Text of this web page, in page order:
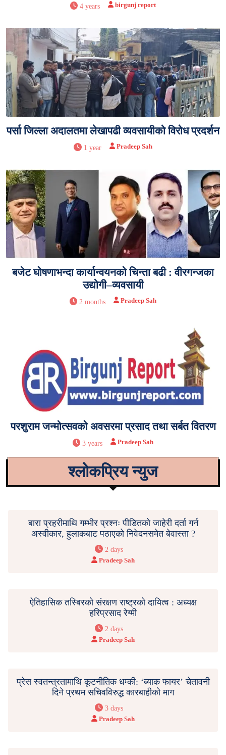
4 years birgunj report
पर्सा जिल्ला अदालतमा लेखापढी व्यवसायीको विरोध प्रदर्शन
1 year Pradeep Sah
बजेट घोषणाभन्दा कार्यान्वयनको चिन्ता बढी : वीरगन्जका
उद्योगी–व्यवसायी
2 months Pradeep Sah
परशुराम जन्मोत्सवको अवसरमा प्रसाद तथा सर्बत वितरण
3 years Pradeep Sah
श्लोकप्रिय न्युज
बारा प्रहरीमाथि गम्भीर प्रश्नः पीडितको जाहेरी दर्ता गर्न
अस्वीकार, हुलाकबाट पठाएको निवेदनसमेत बेवास्ता ?
2 days
Pradeep Sah
ऐतिहासिक तस्बिरको संरक्षण राष्ट्रको दायित्व : अध्यक्ष
हरिप्रसाद रेग्मी
2 days
Pradeep Sah
प्रेस स्वतन्त्रतामाथि कूटनीतिक धम्की: ‘ब्याक फायर’ चेतावनी
दिने प्रथम सचिवविरुद्ध कारबाहीको माग
3 days
Pradeep Sah